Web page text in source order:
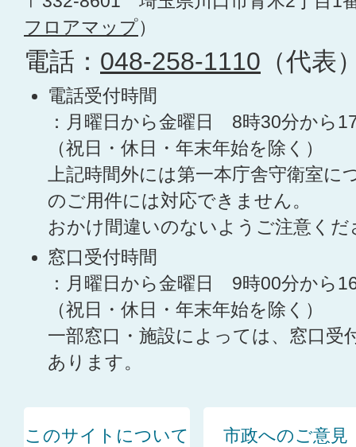
フロアマップ）
電話： 048-258-1110 （代表
電話受付時間
：月曜日から金曜日 8時30分から
（祝日・休日・年末年始を除く）
上記時間外には第一本庁舎守衛室に
のご用件には対応できません。
おかけ間違いのないようご注意くだ
窓口受付時間
：月曜日から金曜日 9時00分から
（祝日・休日・年末年始を除く）
一部窓口・施設によっては、窓口受
あります。
このサイトについて 市政へのご意見